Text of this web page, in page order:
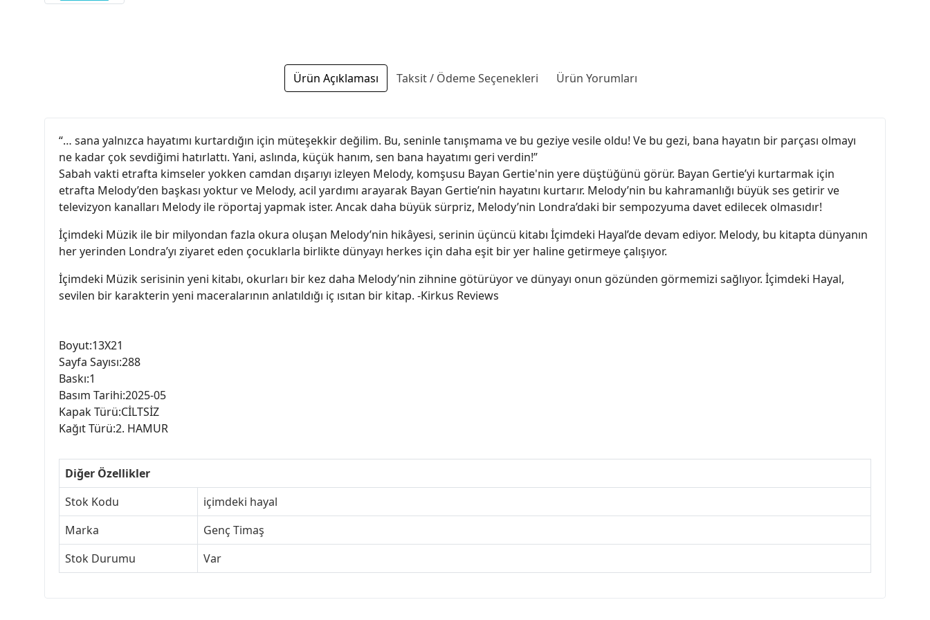
Ürün Açıklaması Taksit / Ödeme Seçenekleri Ürün Yorumları
“… sana yalnızca hayatımı kurtardığın için müteşekkir değilim. Bu, seninle tanışmama ve bu geziye vesile oldu! Ve bu gezi, bana hayatın bir parçası olmayı
ne kadar çok sevdiğimi hatırlattı. Yani, aslında, küçük hanım, sen bana hayatımı geri verdin!”
Sabah vakti etrafta kimseler yokken camdan dışarıyı izleyen Melody, komşusu Bayan Gertie'nin yere düştüğünü görür. Bayan Gertie’yi kurtarmak için
etrafta Melody’den başkası yoktur ve Melody, acil yardımı arayarak Bayan Gertie’nin hayatını kurtarır. Melody’nin bu kahramanlığı büyük ses getirir ve
televizyon kanalları Melody ile röportaj yapmak ister. Ancak daha büyük sürpriz, Melody’nin Londra’daki bir sempozyuma davet edilecek olmasıdır!
İçimdeki Müzik ile bir milyondan fazla okura oluşan Melody’nin hikâyesi, serinin üçüncü kitabı İçimdeki Hayal’de devam ediyor. Melody, bu kitapta dünyanın
her yerinden Londra’yı ziyaret eden çocuklarla birlikte dünyayı herkes için daha eşit bir yer haline getirmeye çalışıyor.
İçimdeki Müzik serisinin yeni kitabı, okurları bir kez daha Melody’nin zihnine götürüyor ve dünyayı onun gözünden görmemizi sağlıyor. İçimdeki Hayal,
sevilen bir karakterin yeni maceralarının anlatıldığı iç ısıtan bir kitap. -Kirkus Reviews
Boyut:13X21
Sayfa Sayısı:288
Baskı:1
Basım Tarihi:2025-05
Kapak Türü:CİLTSİZ
Kağıt Türü:2. HAMUR
Diğer Özellikler
Stok Kodu
içimdeki hayal
Marka
Genç Timaş
Stok Durumu
Var